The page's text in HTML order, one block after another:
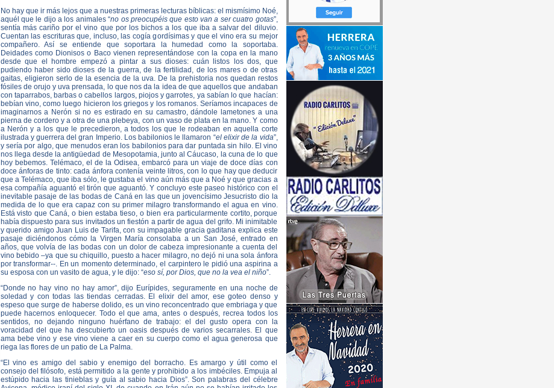
No hay que ir más lejos que a nuestras primeras lecturas bíblicas: el mismísimo Noé,
aquél que le dijo a los animales “no os preocupéis que esto van a ser cuatro gotas”,
sentía más cariño por el vino que por los bichos a los que iba a salvar del diluvio.
Cuentan las escrituras que, incluso, las cogía gordísimas y que el vino era su mejor
compañero. Así se entiende que soportara la humedad como la soportaba.
Deidades como Dionisos o Baco vienen representándose con la copa en la mano
desde que el hombre empezó a pintar a sus dioses: cuán listos los dos, que
pudiendo haber sido dioses de la guerra, de la fertilidad, de los mares o de otras
gaitas, eligieron serlo de la esencia de la uva. De la prehistoria nos quedan restos
fósiles de orujo y uva prensada, lo que nos da la idea de que aquellos que andaban
con taparrabos, barbas o cabellos largos, piojos y garrotes, ya sabían lo que hacían:
bebían vino, como luego hicieron los griegos y los romanos. Seríamos incapaces de
imaginarnos a Nerón si no es estirado en su camastro, dándole lametones a una
pierna de cordero y a otra de una plebeya, con un vaso de plata en la mano. Y como
a Nerón y a los que le precedieron, a todos los que le rodeaban en aquella corte
ilustrada y guerrera del gran Imperio. Los babilonios le llamaron “el elixir de la vida”,
y sería por algo, que menudos eran los babilonios para dar puntada sin hilo. El vino
nos llega desde la antigüedad de Mesopotamia, junto al Cáucaso, la cuna de lo que
hoy bebemos. Telémaco, el de la Odisea, embarcó para un viaje de doce días con
doce ánforas de tinto: cada ánfora contenía veinte litros, con lo que hay que deducir
que a Telémaco, que iba sólo, le gustaba el vino aún más que a Noé y que gracias a
esa compañía aguantó el tirón que aguantó. Y concluyo este paseo histórico con el
inevitable pasaje de las bodas de Caná en las que un jovencísimo Jesucristo dio la
medida de lo que era capaz con su primer milagro transformando el agua en vino.
Está visto que Caná, o bien estaba tieso, o bien era particularmente cortito, porque
había dispuesto para sus invitados un fiestón a partir de agua del grifo. Mi inimitable
y querido amigo Juan Luis de Tarifa, con su impagable gracia gaditana explica este
pasaje diciéndonos cómo la Virgen María consolaba a un San José, entrado en
años, que volvía de las bodas con un dolor de cabeza impresionante a cuenta del
vino bebido –ya que su chiquillo, puesto a hacer milagro, no dejó ni una sola ánfora
por transformar--. En un momento determinado, el carpintero le pidió una aspirina a
su esposa con un vasito de agua, y le dijo: “eso sí, por Dios, que no la vea el niño”.
“Donde no hay vino no hay amor”, dijo Eurípides, seguramente en una noche de
soledad y con todas las tiendas cerradas. El elixir del amor, ese goteo denso y
espeso que surge de haberse dolido, es un vino reconcentrado que embriaga y que
puede hacernos enloquecer. Todo el que ama, antes o después, recrea todos los
sentidos, no dejando ninguno huérfano de trabajo: el del gusto opera con la
voracidad del que ha descubierto un oasis después de varios secarrales. El que
ama bebe vino y ese vino viene a caer en su cuerpo como el agua generosa que
riega las flores de un patio de La Palma.
“El vino es amigo del sabio y enemigo del borracho. Es amargo y útil como el
consejo del filósofo, está permitido a la gente y prohibido a los imbéciles. Empuja al
estúpido hacia las tinieblas y guía al sabio hacia Dios”. Son palabras del célebre